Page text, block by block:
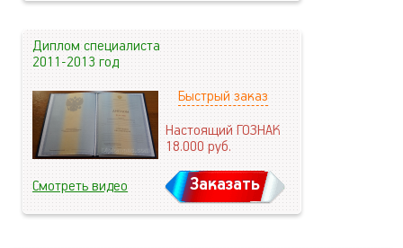
Диплом специалиста
2011-2013 год
Быстрый заказ
Настоящий ГОЗНАК
18.000руб.
Смотреть видео Заказать